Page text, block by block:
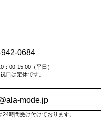
942-0684
：00-15:00（平日）
日は定休です。
mode.jp
24時間受け付けております。